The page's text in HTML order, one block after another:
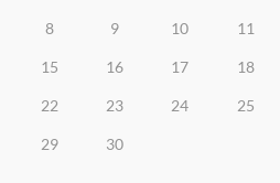
8 9 10 11
15 16 17 18
22 23 24 25
29 30